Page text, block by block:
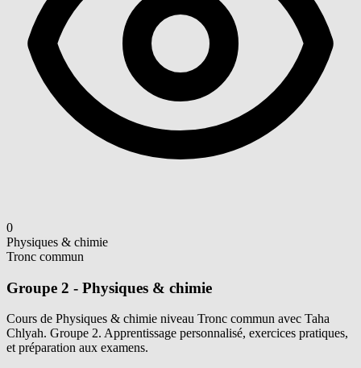
0
Physiques & chimie
Tronc commun
Groupe 2 - Physiques & chimie
Cours de Physiques & chimie niveau Tronc commun avec Taha
Chlyah. Groupe 2. Apprentissage personnalisé, exercices pratiques,
et préparation aux examens.